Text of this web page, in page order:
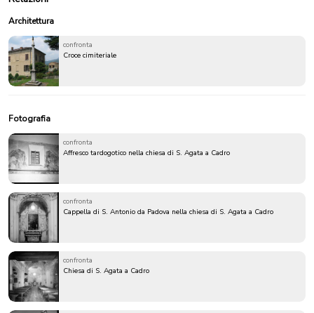
Architettura
confronta
Croce cimiteriale
Fotografia
confronta
Affresco tardogotico nella chiesa di S. Agata a Cadro
confronta
Cappella di S. Antonio da Padova nella chiesa di S. Agata a Cadro
confronta
Chiesa di S. Agata a Cadro